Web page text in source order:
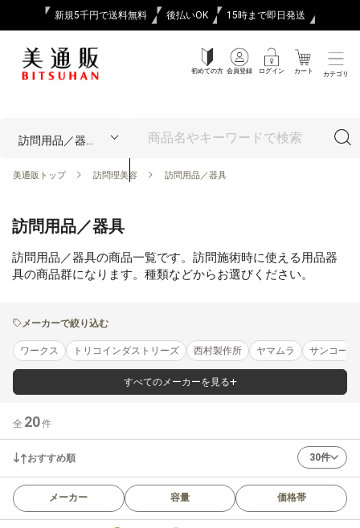
新規5千円で送料無料 後払いOK 15時まで即日発送
初めての方 会員登録 ログイン カート カテゴリ
美通販トップ 訪問理美容 訪問用品／器具
訪問用品／器具
訪問用品／器具の商品一覧です。訪問施術時に使える用品器
具の商品群になります。種類などからお選びください。
メーカーで絞り込む
ワークス トリコインダストリーズ 西村製作所 ヤマムラ サンコー
すべてのメーカーを見る
全 20件
おすすめ順
メーカー 容量 価格帯
30件